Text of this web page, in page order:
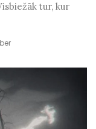
tur, kur